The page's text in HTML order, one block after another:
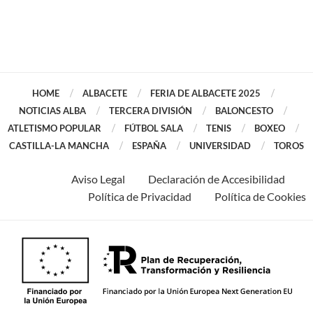
HOME ALBACETE
FERIA DE ALBACETE 2025
NOTICIAS ALBA
TERCERA DIVISIÓN
BALONCESTO
ATLETISMO POPULAR
FÚTBOL SALA TENIS
BOXEO
CASTILLA-LA MANCHA
ESPAÑA UNIVERSIDAD TOROS
Aviso Legal
Declaración de Accesibilidad
Política de Privacidad
Política de Cookies